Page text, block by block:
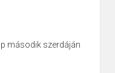
második szerdáján